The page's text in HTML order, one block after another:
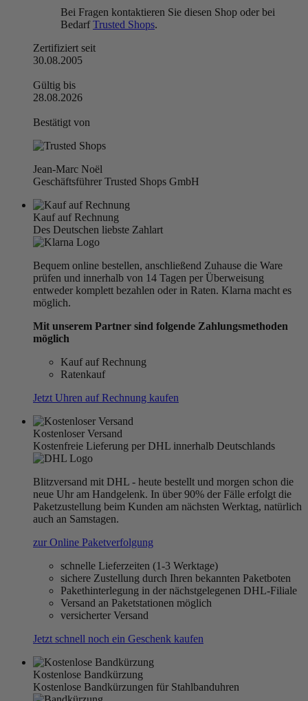
Bei Fragen kontaktieren Sie diesen Shop oder bei
BedarfTrusted Shops.
Zertifiziert seit
30.08.2005
Gültig bis
28.08.2026
Bestätigt von
Jean-Marc Noël
Geschäftsführer Trusted Shops GmbH
Kauf auf Rechnung
Des Deutschen liebste Zahlart
Bequem online bestellen, anschließend Zuhause die Ware
prüfen und innerhalb von 14 Tagen per Überweisung
entweder komplett bezahlen oder in Raten. Klarna macht es
möglich.
Mit unserem Partner sind folgende Zahlungsmethoden
möglich
Kauf auf Rechnung
Ratenkauf
Jetzt Uhren auf Rechnung kaufen
Kostenloser Versand
Kostenfreie Lieferung per DHL innerhalb Deutschlands
Blitzversand mit DHL - heute bestellt und morgen schon die
neue Uhr am Handgelenk. In über 90% der Fälle erfolgt die
Paketzustellung beim Kunden am nächsten Werktag, natürlich
auch an Samstagen.
zur Online Paketverfolgung
schnelle Lieferzeiten (1-3 Werktage)
sichere Zustellung durch Ihren bekannten Paketboten
Pakethinterlegung in der nächstgelegenen DHL-Filiale
Versand an Paketstationen möglich
versicherter Versand
Jetzt schnell noch ein Geschenk kaufen
Kostenlose Bandkürzung
Kostenlose Bandkürzungen für Stahlbanduhren